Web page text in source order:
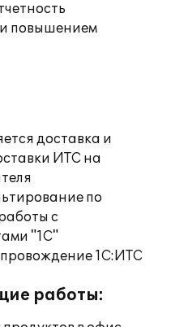
повышением
доставка и
ИТС на
по
с
"1С"
1С:ИТС
работы: